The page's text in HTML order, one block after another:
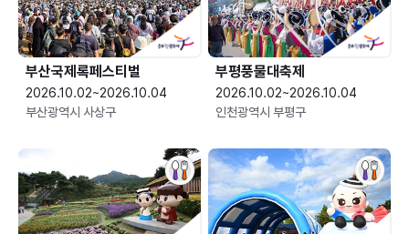
부산국제록페스티벌
2026.10.02~2026.10.04
부산광역시 사상구
부평풍물대축제
2026.10.02~2026.10.04
인천광역시 부평구